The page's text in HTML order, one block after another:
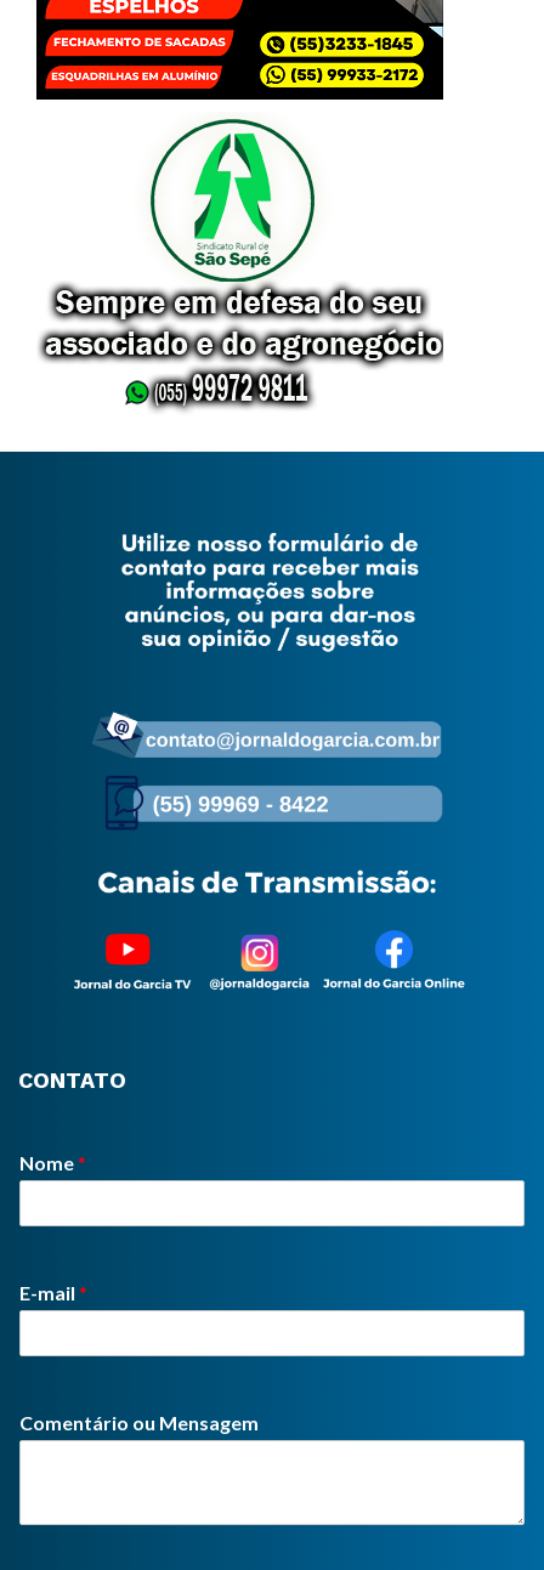
CONTATO
Nome*
E-mail *
Comentário ou Mensagem